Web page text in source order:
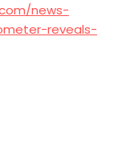
news-
reveals-